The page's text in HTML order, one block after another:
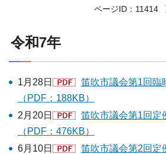
ページID：11414
令和7年
1月28日
笛吹市議会第1回臨
（PDF：188KB）
2月20日
笛吹市議会第1回定
（PDF：476KB）
6月10日
笛吹市議会第2回定